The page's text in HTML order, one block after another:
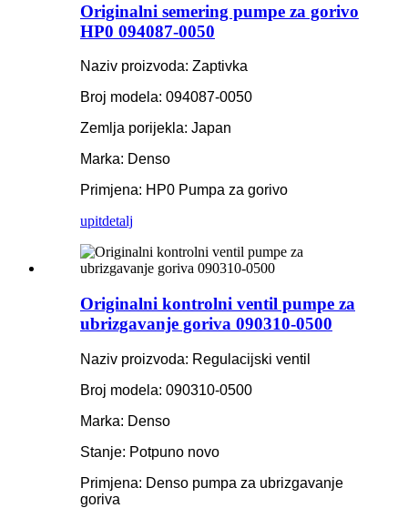
Originalni semering pumpe za gorivo
HP0 094087-0050
Naziv proizvoda: Zaptivka
Broj modela: 094087-0050
Zemlja porijekla: Japan
Marka: Denso
Primjena: HP0 Pumpa za gorivo
upitdetalj
Originalni kontrolni ventil pumpe za
ubrizgavanje goriva 090310-0500
Naziv proizvoda: Regulacijski ventil
Broj modela: 090310-0500
Marka: Denso
Stanje: Potpuno novo
Primjena: Denso pumpa za ubrizgavanje
goriva